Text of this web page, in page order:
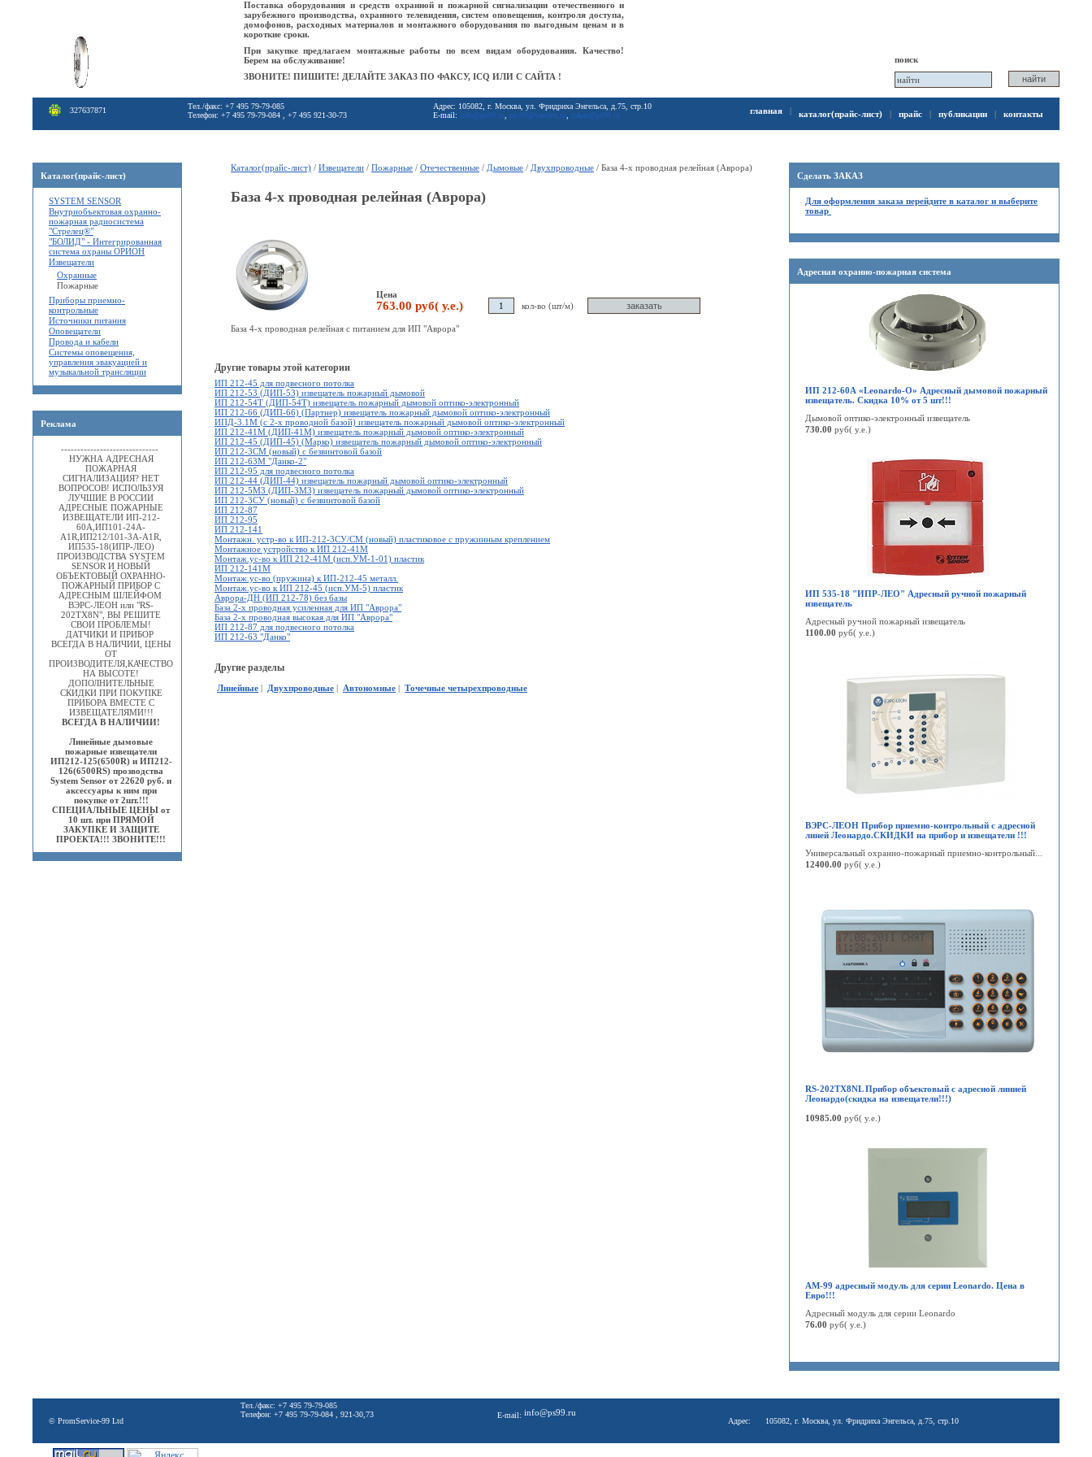
Поставка оборудования и средств охранной и пожарной сигнализации отечественного и
зарубежного производства, охранного телевидения, систем оповещения, контроля доступа,
домофонов, расходных материалов и монтажного оборудования по выгодным ценам и в
короткие сроки.
При закупке предлагаем монтажные работы по всем видам оборудования. Качество!
Берем на обслуживание!
ЗВОНИТЕ! ПИШИТЕ! ДЕЛАЙТЕ ЗАКАЗ ПО ФАКСУ, ICQ ИЛИ С САЙТА !
поиск
327637871
Тел./факс: +7 495 79-79-085
Телефон: +7 495 79-79-084 , +7 495 921-30-73
Адрес: 105082, г. Москва, ул. Фридриха Энгельса, д.75, стр.10
E-mail: info@ps99.ru ps-99@yandex.ru zakaz@ps99.ru главная | каталог(прайс-лист) | прайс | публикации | контакты
Каталог(прайс-лист)
SYSTEM SENSOR
Внутриобъектовая охранно-
пожарная радиосистема
"Стрелец®"
"БОЛИД" - Интегрированная
система охраны ОРИОН
Извещатели
Охранные
Пожарные
Приборы приемно-
контрольные
Источники питания
Оповещатели
Провода и кабели
Системы оповещения,
управления эвакуацией и
музыкальной трансляции
Реклама
------------------------------
НУЖНА АДРЕСНАЯ
ПОЖАРНАЯ
СИГНАЛИЗАЦИЯ? НЕТ
ВОПРОСОВ! ИСПОЛЬЗУЯ
ЛУЧШИЕ В РОССИИ
АДРЕСНЫЕ ПОЖАРНЫЕ
ИЗВЕЩАТЕЛИ ИП-212-
60А,ИП101-24А-
A1R,ИП212/101-3А-A1R,
ИП535-18(ИПР-ЛЕО)
ПРОИЗВОДСТВА SYSTEM
SENSOR И НОВЫЙ
ОБЪЕКТОВЫЙ ОХРАННО-
ПОЖАРНЫЙ ПРИБОР С
АДРЕСНЫМ ШЛЕЙФОМ
ВЭРС-ЛЕОН или "RS-
202TX8N", ВЫ РЕШИТЕ
СВОИ ПРОБЛЕМЫ!
ДАТЧИКИ И ПРИБОР
ВСЕГДА В НАЛИЧИИ, ЦЕНЫ
ОТ
ПРОИЗВОДИТЕЛЯ,КАЧЕСТВО
НА ВЫСОТЕ!
ДОПОЛНИТЕЛЬНЫЕ
СКИДКИ ПРИ ПОКУПКЕ
ПРИБОРА ВМЕСТЕ С
ИЗВЕЩАТЕЛЯМИ!!!
ВСЕГДА В НАЛИЧИИ!
Линейные дымовые
пожарные извещатели
ИП212-125(6500R) и ИП212-
126(6500RS) прозводства
System Sensor от 22620 руб. и
аксессуары к ним при
покупке от 2шт.!!!
СПЕЦИАЛЬНЫЕ ЦЕНЫ от
10 шт. при ПРЯМОЙ
ЗАКУПКЕ И ЗАЩИТЕ
ПРОЕКТА!!! ЗВОНИТЕ!!!
Каталог(прайс-лист) / Извещатели / Пожарные / Отечественные / Дымовые / Двухпроводные / База 4-х проводная релейная (Аврора)
База 4-х проводная релейная (Аврора)
Цена
763.00 руб( у.е.) кол-во (шт/м)
База 4-х проводная релейная с питанием для ИП "Аврора"
Другие товары этой категории
ИП 212-45 для подвесного потолка
ИП 212-53 (ДИП-53) извещатель пожарный дымовой
ИП 212-54T (ДИП-54Т) извещатель пожарный дымовой оптико-электронный
ИП 212-66 (ДИП-66) (Партнер) извещатель пожарный дымовой оптико-электронный
ИПД-3.1М (с 2-х проводной базой) извещатель пожарный дымовой оптико-электронный
ИП 212-41М (ДИП-41М) извещатель пожарный дымовой оптико-электронный
ИП 212-45 (ДИП-45) (Марко) извещатель пожарный дымовой оптико-электронный
ИП 212-3СМ (новый) с безвинтовой базой
ИП 212-63М "Данко-2"
ИП 212-95 для подвесного потолка
ИП 212-44 (ДИП-44) извещатель пожарный дымовой оптико-электронный
ИП 212-5М3 (ДИП-3М3) извещатель пожарный дымовой оптико-электронный
ИП 212-3СУ (новый) с безвинтовой базой
ИП 212-87
ИП 212-95
ИП 212-141
Монтажн. устр-во к ИП-212-3СУ/СМ (новый) пластиковое с пружинным креплением
Монтажное устройство к ИП 212-41M
Монтаж.ус-во к ИП 212-41М (исп.УМ-1-01) пластик
ИП 212-141М
Монтаж.ус-во (пружина) к ИП-212-45 металл.
Монтаж.ус-во к ИП 212-45 (исп.УМ-5) пластик
Аврора-ДН (ИП 212-78) без базы
База 2-х проводная усиленная для ИП "Аврора"
База 2-х проводная высокая для ИП "Аврора"
ИП 212-87 для подвесного потолка
ИП 212-63 "Данко"
Другие разделы
Линейные | Двухпроводные | Автономные | Точечные четырехпроводные
Сделать ЗАКАЗ
Для оформления заказа перейдите в каталог и выберите
товар
Адресная охранно-пожарная система
ИП 212-60А «Leonardo-О» Адресный дымовой пожарный
извещатель. Скидка 10% от 5 шт!!!
Дымовой оптико-электронный извещатель
730.00 руб( у.е.)
ИП 535-18 "ИПР-ЛЕО" Адресный ручной пожарный
извещатель
Адресный ручной пожарный извещатель
1100.00 руб( у.е.)
ВЭРС-ЛЕОН Прибор приемно-контрольный с адресной
линей Леонардо.СКИДКИ на прибор и извещатели !!!
Универсальный охранно-пожарный приемно-контрольный...
12400.00 руб( у.е.)
RS-202TX8NL Прибор объектовый с адресной линией
Леонардо(скидка на извещатели!!!)
10985.00 руб( у.е.)
АМ-99 адресный модуль для серии Leonardo. Цена в
Евро!!!
Адресный модуль для серии Leonardo
76.00 руб( у.е.)
© PromService-99 Ltd
Тел./факс: +7 495 79-79-085
Телефон: +7 495 79-79-084 , 921-30,73
E-mail: info@ps99.ru
Адрес: 105082, г. Москва, ул. Фридриха Энгельса, д.75, стр.10